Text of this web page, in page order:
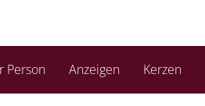
Person Anzeigen Kerzen